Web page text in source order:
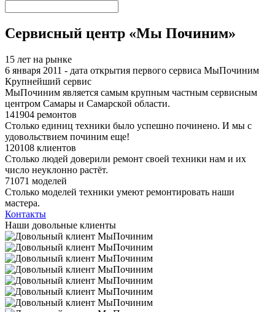
Сервисный центр «Мы Починим»
15 лет на рынке
6 января 2011 - дата открытия первого сервиса МыПочиним
Крупнейший сервис
МыПочиним является самым крупным частным сервисным
центром Самары и Самарской области.
141904 ремонтов
Столько единиц техники было успешно починено. И мы с
удовольствием починим еще!
120108 клиентов
Столько людей доверили ремонт своей техники нам и их
число неуклонно растёт.
71071 моделей
Столько моделей техники умеют ремонтировать наши
мастера.
Контакты
Наши довольные клиенты